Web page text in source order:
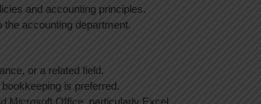
and accounting principles.
accounting department.
or a related field.
is preferred.
Microsoft Office, particularly Excel.